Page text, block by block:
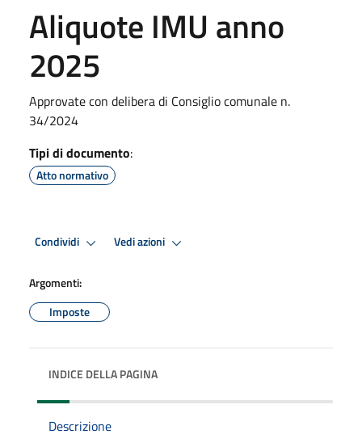
Aliquote IMU anno
2025
Approvate con delibera di Consiglio comunale n.
34/2024
Tipi di documento:
Atto normativo
Condividi Vedi azioni
Argomenti:
Imposte
INDICE DELLA PAGINA
Descrizione